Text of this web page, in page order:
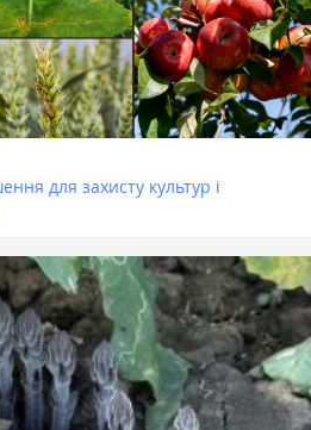
для захисту культур і